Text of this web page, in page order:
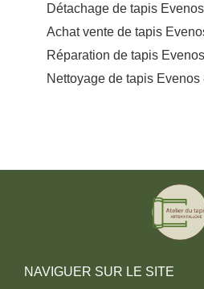
Détachage de tapis Evenos
Achat vente de tapis
Réparation de tapis Evenos
Nettoyage de tapis Evenos
NAVIGUER SUR LE SITE